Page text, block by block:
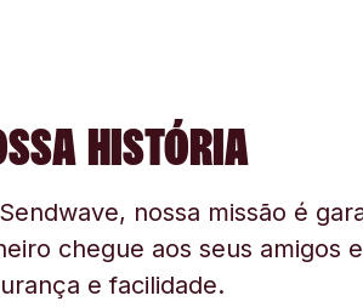
HISTÓRIA
nossa missão é
chegue aos seus amigos
e facilidade.